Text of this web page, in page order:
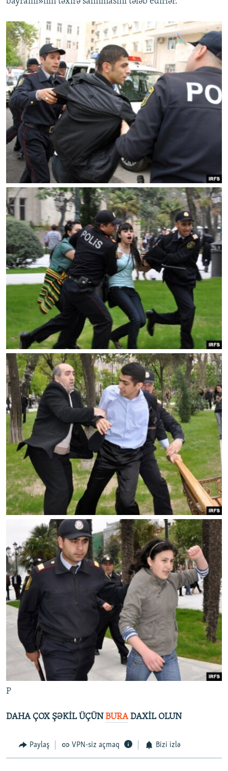
P
DAHA ÇOX ŞƏKİL ÜÇÜN BURADAXİL OLUN
Paylaş VPN-siz açmaq Bizi izlə